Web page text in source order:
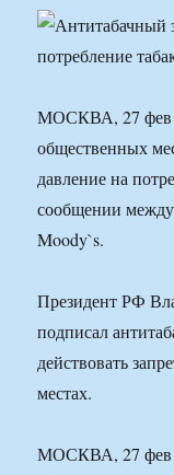
МОСКВА, 27 фев
общественных
давление на
сообщении
Moody`s.
Президент РФ
подписал
действовать
местах.
МОСКВА, 27 фев